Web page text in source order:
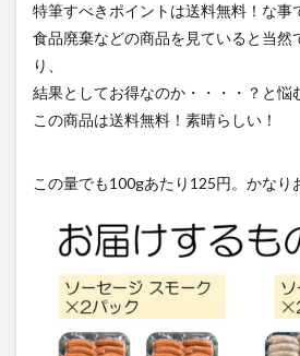
特筆すべきポイントは送料無料！な事
食品廃棄などの商品を見ていると当然
り、
結果としてお得なのか・・・・？と悩
この商品は送料無料！素晴らしい！
この量でも100gあたり125円。かなり